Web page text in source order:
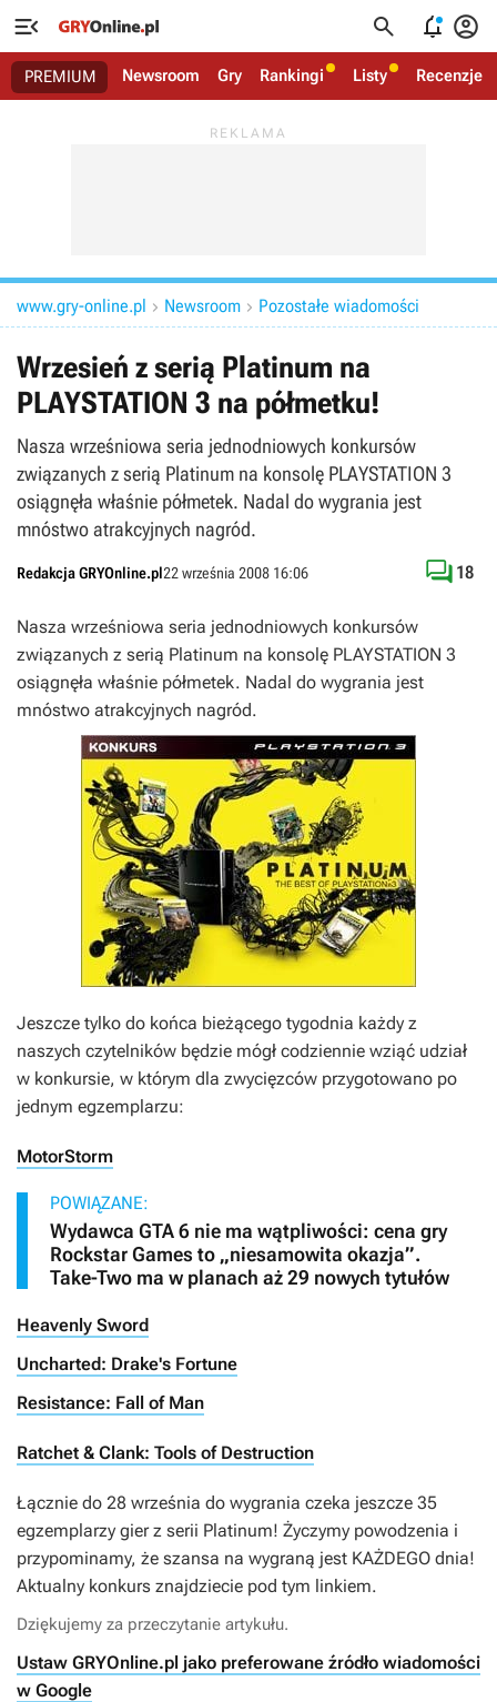
   
PREMIUM Newsroom Gry Rankingi Listy Recenzje
www.gry-online.pl  Newsroom  Pozostałe wiadomości
Wrzesień z serią Platinum na
PLAYSTATION 3 na półmetku!
Nasza wrześniowa seria jednodniowych konkursów
związanych z serią Platinum na konsolę PLAYSTATION 3
osiągnęła właśnie półmetek. Nadal do wygrania jest
mnóstwo atrakcyjnych nagród.
Redakcja GRYOnline.pl22 września 2008 16:06  18
Nasza wrześniowa seria jednodniowych konkursów
związanych z serią Platinum na konsolę PLAYSTATION 3
osiągnęła właśnie półmetek. Nadal do wygrania jest
mnóstwo atrakcyjnych nagród.
Jeszcze tylko do końca bieżącego tygodnia każdy z
naszych czytelników będzie mógł codziennie wziąć udział
w konkursie, w którym dla zwycięzców przygotowano po
jednym egzemplarzu:
MotorStorm
POWIĄZANE:
Wydawca GTA 6 nie ma wątpliwości: cena gry
Rockstar Games to „niesamowita okazja”.
Take-Two ma w planach aż 29 nowych tytułów
Heavenly Sword
Uncharted: Drake's Fortune
Resistance: Fall of Man
Ratchet & Clank: Tools of Destruction
Łącznie do 28 września do wygrania czeka jeszcze 35
egzemplarzy gier z serii Platinum! Życzymy powodzenia i
przypominamy, że szansa na wygraną jest KAŻDEGO dnia!
Aktualny konkurs znajdziecie pod tym linkiem.
Dziękujemy za przeczytanie artykułu.
Ustaw GRYOnline.pl jako preferowane źródło wiadomości
w Google